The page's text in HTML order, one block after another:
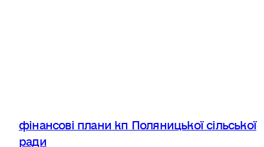
фінансові плани кп Поляницької сільської
ради